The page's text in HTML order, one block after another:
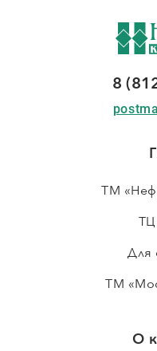
8
ТМ
Для
ТМ
О